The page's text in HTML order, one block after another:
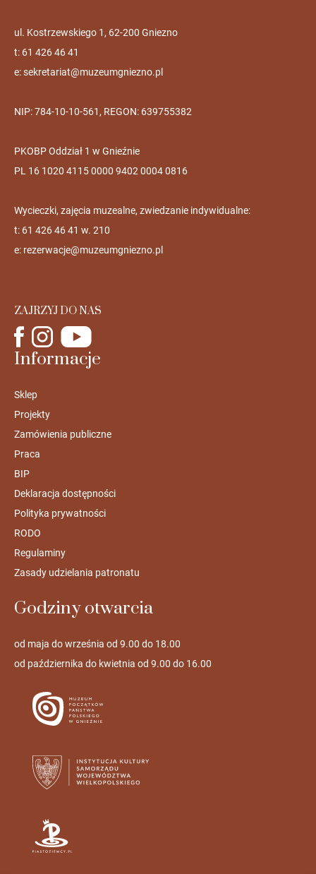
ul. Kostrzewskiego 1, 62-200 Gniezno
t: 61 426 46 41
e:sekretariat@muzeumgniezno.pl
NIP: 784-10-10-561, REGON: 639755382
PKOBP Oddział 1 w Gnieźnie
PL 16 1020 4115 0000 9402 0004 0816
Wycieczki, zajęcia muzealne, zwiedzanie indywidualne:
t: 61 426 46 41 w. 210
e: rezerwacje@muzeumgniezno.pl
ZAJRZYJ DO NAS
Informacje
Sklep
Projekty
Zamówienia publiczne
Praca
BIP
Deklaracja dostępności
Polityka prywatności
RODO
Regulaminy
Zasady udzielania patronatu
Godziny otwarcia
od maja do września od 9.00 do 18.00
od października do kwietnia od 9.00 do 16.00